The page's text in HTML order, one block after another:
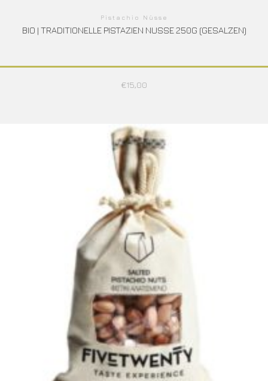
Pistachio Nüsse
BIO | TRADITIONELLE PISTAZIEN NUSSE 250G (GESALZEN)
€15,00